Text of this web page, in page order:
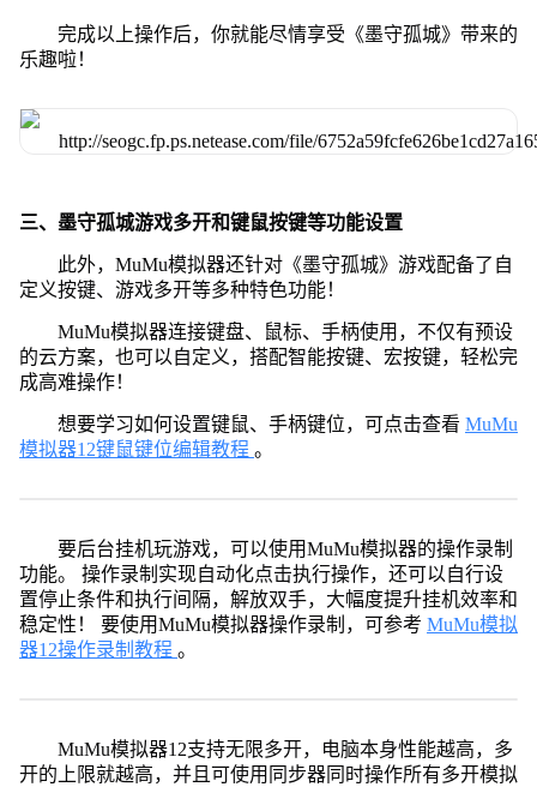
完成以上操作后，你就能尽情享受《墨守孤城》带来的
乐趣啦！
三、墨守孤城游戏多开和键鼠按键等功能设置
此外，MuMu模拟器还针对《墨守孤城》游戏配备了自
定义按键、游戏多开等多种特色功能！
MuMu模拟器连接键盘、鼠标、手柄使用，不仅有预设
的云方案，也可以自定义，搭配智能按键、宏按键，轻松完
成高难操作！
想要学习如何设置键鼠、手柄键位，可点击查看 MuMu
模拟器12键鼠键位编辑教程 。
要后台挂机玩游戏，可以使用MuMu模拟器的操作录制
功能。 操作录制实现自动化点击执行操作，还可以自行设
置停止条件和执行间隔，解放双手，大幅度提升挂机效率和
稳定性！ 要使用MuMu模拟器操作录制，可参考 MuMu模拟
器12操作录制教程 。
MuMu模拟器12支持无限多开，电脑本身性能越高，多
开的上限就越高，并且可使用同步器同时操作所有多开模拟